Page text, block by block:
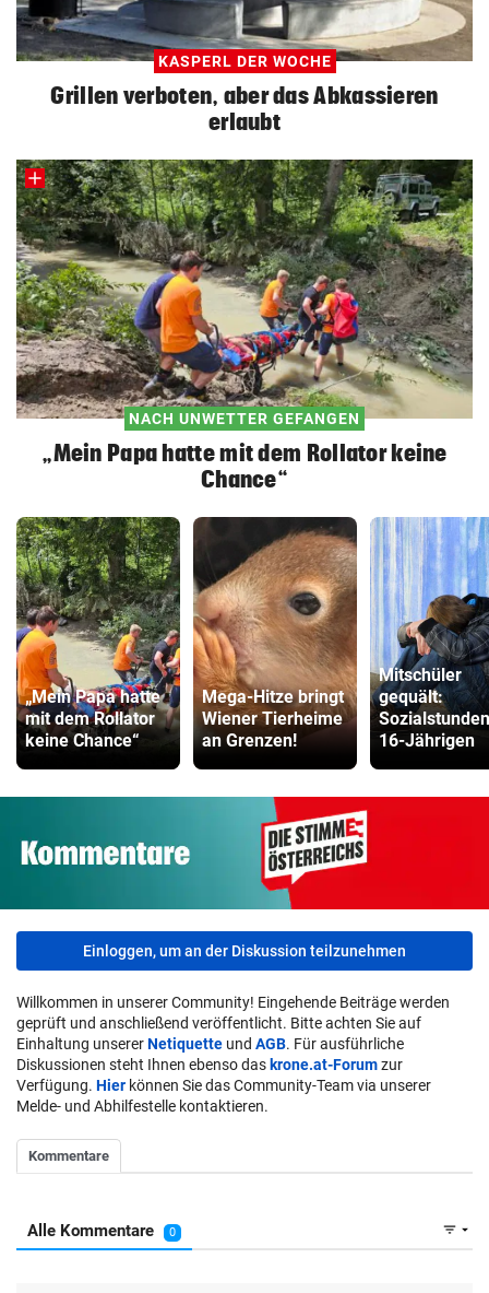
KASPERL DER WOCHE
Grillen verboten, aber das Abkassieren
erlaubt
NACH UNWETTER GEFANGEN
„Mein Papa hatte mit dem Rollator keine
Chance“
„Mein Papa hatte
mit dem Rollator
keine Chance“
Mega-Hitze bringt
Wiener Tierheime
an Grenzen!
Mitschüler
gequält:
16-Jährigen
Einloggen, um an der Diskussion teilzunehmen
Willkommen in unserer Community! Eingehende Beiträge werden
geprüft und anschließend veröffentlicht. Bitte achten Sie auf
Einhaltung unsererNetiquette und AGB. Für ausführliche
Diskussionen steht Ihnen ebenso das krone.at-Forumzur
Verfügung. Hier können Sie das Community-Team via unserer
Melde- und Abhilfestelle kontaktieren.